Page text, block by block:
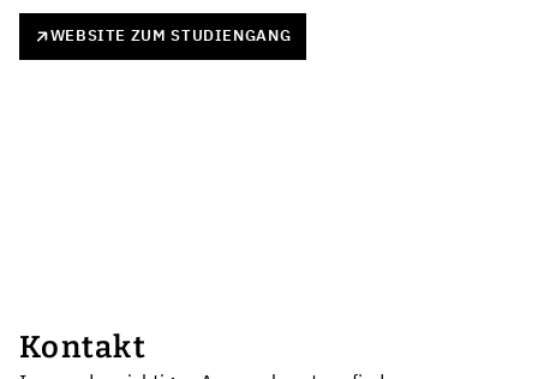
WEBSITE ZUM STUDIENGANG
Kontakt